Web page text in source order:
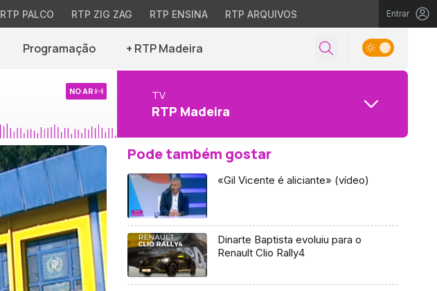
RTP PALCO RTP ZIG ZAG RTP ENSINA RTP ARQUIVOS Entrar
Programação + RTP Madeira
NO AR TV
RTP Madeira
Pode também gostar
«Gil Vicente é aliciante» (vídeo)
Dinarte Baptista evoluiu para o
Renault Clio Rally4